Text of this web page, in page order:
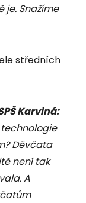
je. Snažíme
středních
Karviná:
Děvčata
není tak
A